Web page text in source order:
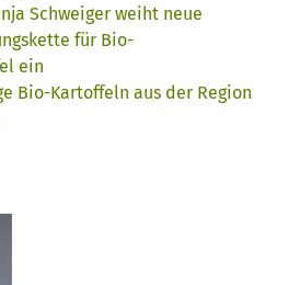
Schweiger weiht neue
für Bio-
ein
Bio-Kartoffeln aus der Region